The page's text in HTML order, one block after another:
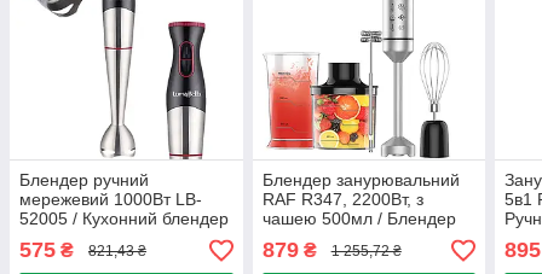
Блендер ручний
мережевий 1000Вт LB-
52005 / Кухонний блендер
універсальний /
Занурювальний блендер
575 ₴ 821,43 ₴
Блендер занурювальний
RAF R347, 2200Вт, з
чашею 500мл / Блендер
подрібнювач / Кухонний
блендер міксер
879₴ 1 255,72 ₴
5в1
895